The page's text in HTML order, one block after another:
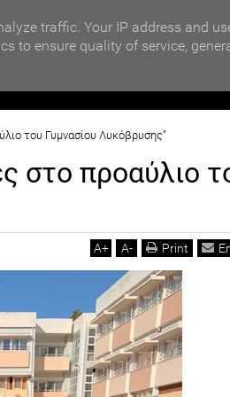
του Γυμνασίου Λυκόβρυσης”
στο προαύλιο
A+ A- Print
traffic. Your IP address and
to ensure quality of service,